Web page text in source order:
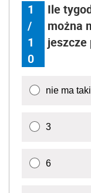
1
/
1
0
Ile
można
jeszcze
nie ma
3
6